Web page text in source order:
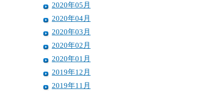
2020年05月
2020年04月
2020年03月
2020年02月
2020年01月
2019年12月
2019年11月